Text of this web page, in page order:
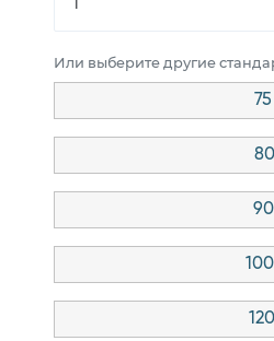
Или выберите другие